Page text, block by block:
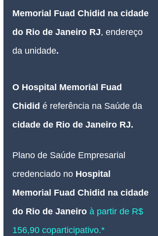
Memorial Fuad Chidid na cidade
do Rio de Janeiro RJ, endereço
da unidade.
O Hospital Memorial Fuad
Chidid é referência na Saúde da
cidade de Rio de Janeiro RJ.
Plano de Saúde Empresarial
credenciado no Hospital
Memorial Fuad Chidid na cidade
do Rio de Janeiro à partir de R$
156,90 coparticipativo.*